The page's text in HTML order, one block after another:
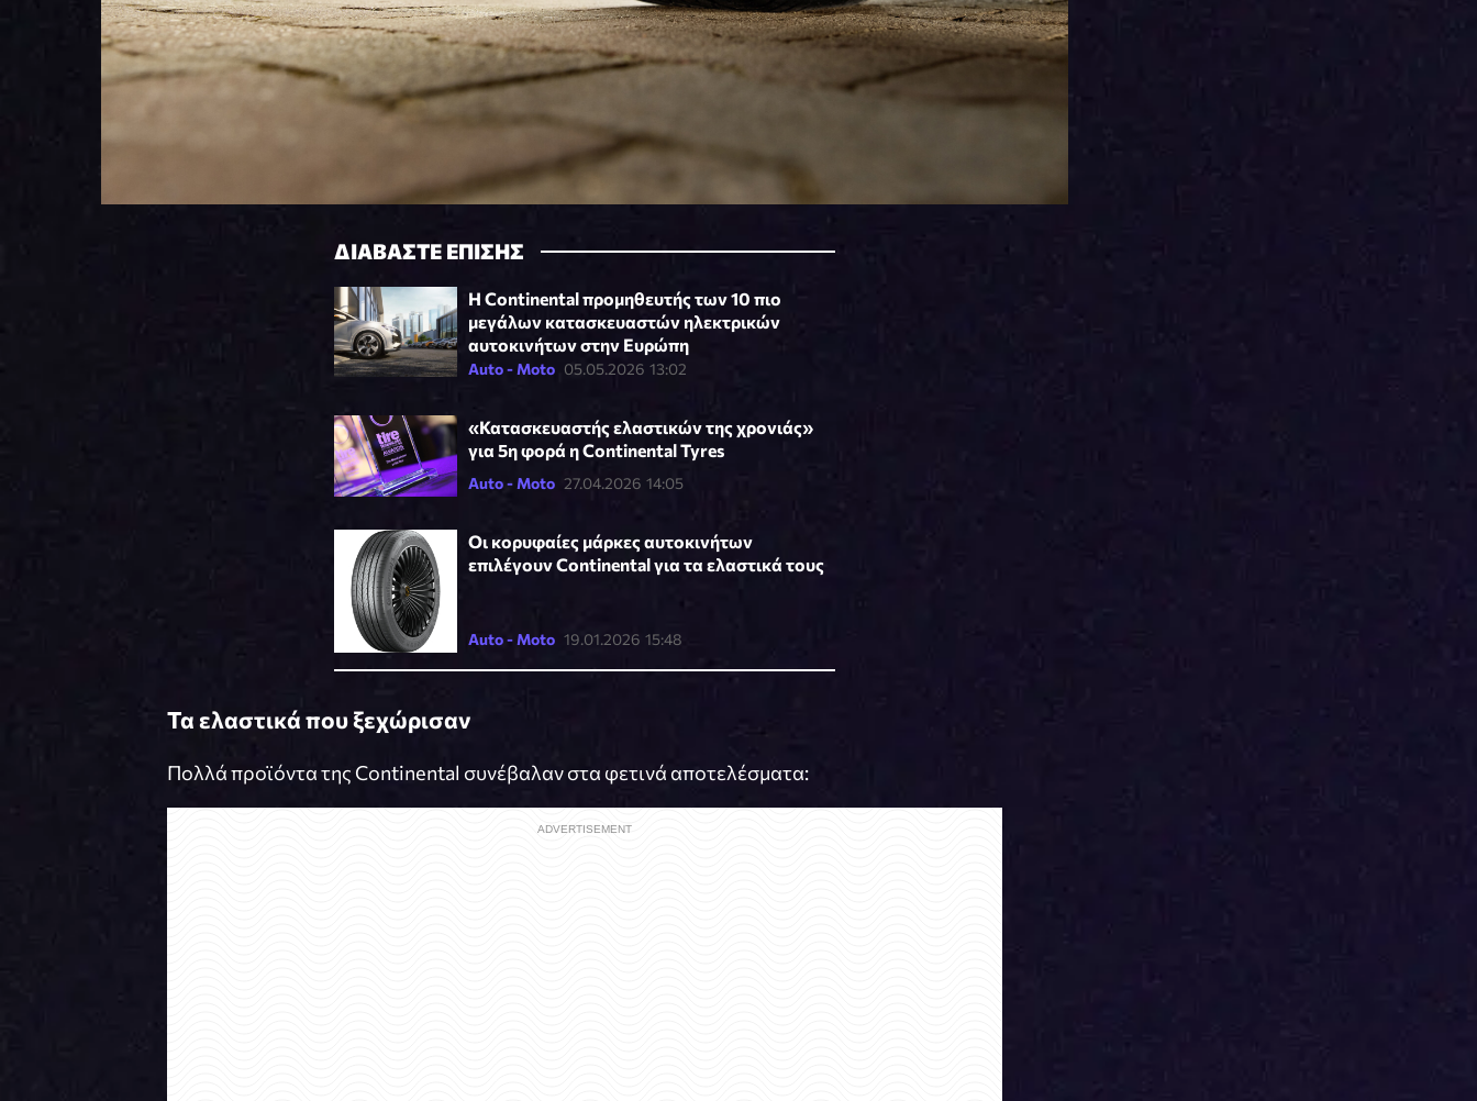
ΔΙΑΒΑΣΤΕ ΕΠΙΣΗΣ
H Continental προμηθευτής των 10 πιο
μεγάλων κατασκευαστών ηλεκτρικών
αυτοκινήτων στην Ευρώπη
Auto - Moto 05.05.2026 13:02
«Κατασκευαστής ελαστικών της χρονιάς»
για 5η φορά η Continental Tyres
Auto - Moto 27.04.2026 14:05
Οι κορυφαίες μάρκες αυτοκινήτων
επιλέγουν Continental για τα ελαστικά τους
Auto - Moto 19.01.2026 15:48
Τα ελαστικά που ξεχώρισαν
Πολλά προϊόντα της Continental συνέβαλαν στα φετινά αποτελέσματα: